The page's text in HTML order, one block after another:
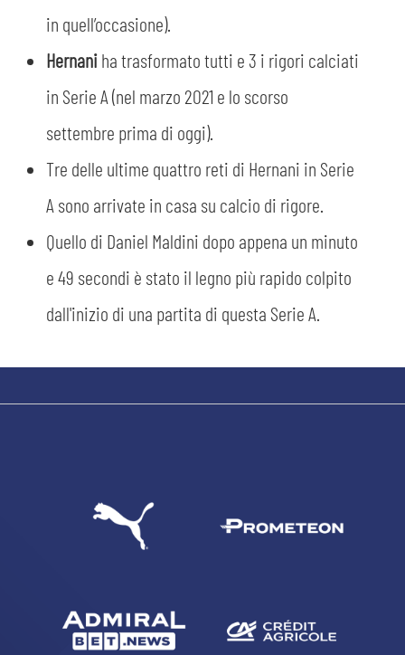
in quell’occasione).
Hernaniha trasformato tutti e 3 i rigori calciati
in Serie A (nel marzo 2021 e lo scorso
settembre prima di oggi).
Tre delle ultime quattro reti di Hernani in Serie
A sono arrivate in casa su calcio di rigore.
Quello di Daniel Maldini dopo appena un minuto
e 49 secondi è stato il legno più rapido colpito
dall'inizio di una partita di questa Serie A.